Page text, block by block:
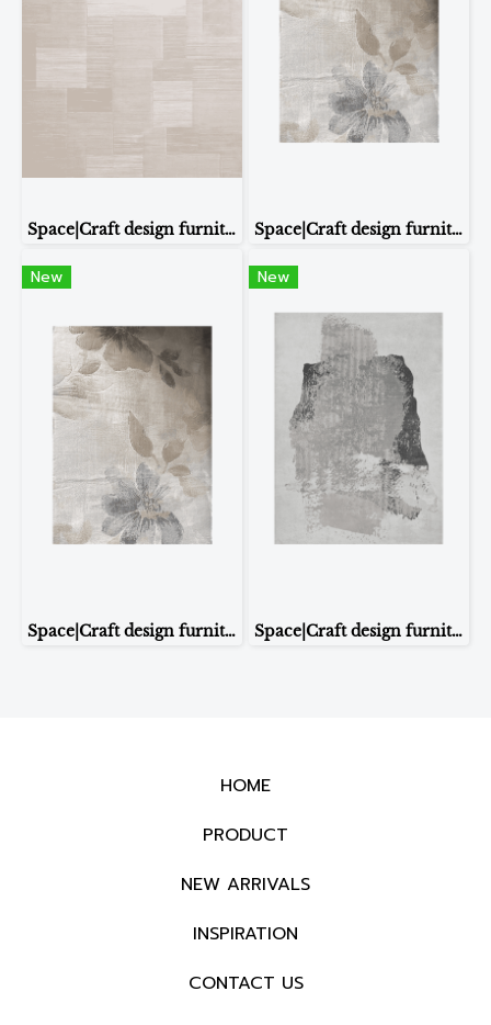
Space|Craft design furniture & living CARPET รุ่น 32938 ขนาด2.0*2.9m Space|Craft design furniture & living CARPET รุ่นH-4800 ขนาด 2.0*2.9m
New
Space|Craft design furniture & living CARPET รุ่นH-4800 ขนาด 1.60*2.30m
New
Space|Craft design furniture & living CARPET รุ่นXGC-04 ขนาด 1.6*2.30m.
HOME
PRODUCT
NEW ARRIVALS
INSPIRATION
CONTACT US